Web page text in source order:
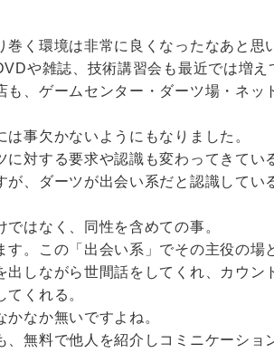
く環境は非常に良くなったなあと思
や雑誌、技術講習会も最近では増え
、ゲームセンター・ダーツ場・ネ
事欠かないようにもなりました。
対する要求や認識も変わってきてい
、ダーツが出会い系だと認識して
はなく、同性を含めての事。
。この「出会い系」でその主役の場
しながら世間話をしてくれ、カウン
くれる。
なか無いですよね。
無料で他人を紹介しコミニケーシ